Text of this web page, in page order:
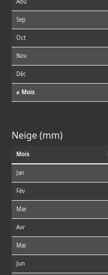
Aoû
Sep
Oct
Nov
Déc
⌀ Mois
Neige (mm)
Mois
Jan
Fév
Mar
Avr
Mai
Jun